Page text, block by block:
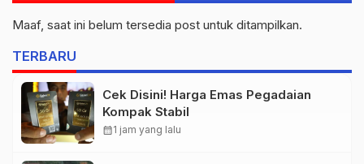
Maaf, saat ini belum tersedia post untuk ditampilkan.
TERBARU
Cek Disini! Harga Emas Pegadaian
Kompak Stabil
calendar_month1 jam yang lalu